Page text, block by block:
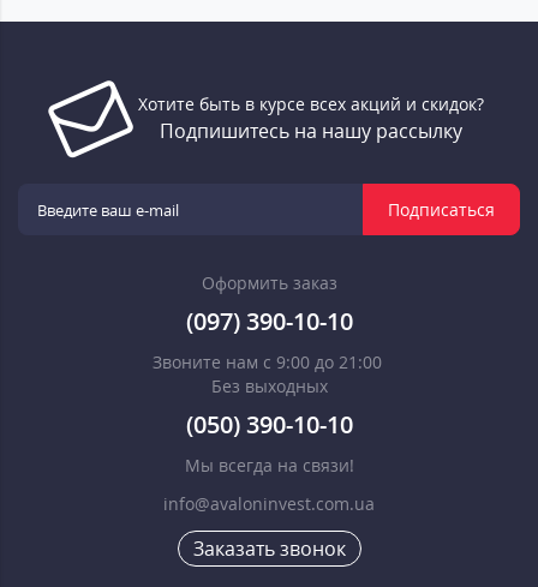
Хотите быть в курсе всех акций и скидок?
Подпишитесь на нашу рассылку
Подписаться
Оформить заказ
(097) 390-10-10
Звоните нам с 9:00 до 21:00
Без выходных
(050) 390-10-10
Мы всегда на связи!
info@avaloninvest.com.ua
Заказать звонок